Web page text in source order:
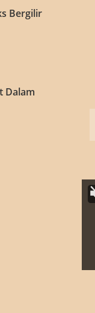
Bergilir
Dalam